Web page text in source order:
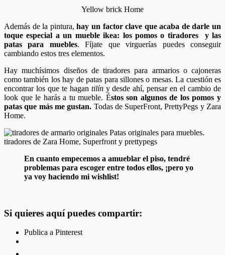
Yellow brick Home
Además de la pintura,hay un factor clave que acaba de darle un
toque especial a un mueble ikea: los pomos o tiradores y las
patas para muebles. Fíjate que virguerías puedes conseguir
cambiando estos tres elementos.
Hay muchísimos diseños de tiradores para armarios o cajoneras
como también los hay de patas para sillones o mesas. La cuestión es
encontrar los que te hagan tilíny desde ahí, pensar en el cambio de
look que le harás a tu mueble. Éstos son algunos de los pomos y
patas que más me gustan. Todas de SuperFront, PrettyPegs y Zara
Home.
En cuanto empecemos a amueblar el piso, tendré
problemas para escoger entre todos ellos, ¡pero yo
ya voy haciendo mi wishlist!
Si quieres aquí puedes compartir:
Publica a Pinterest